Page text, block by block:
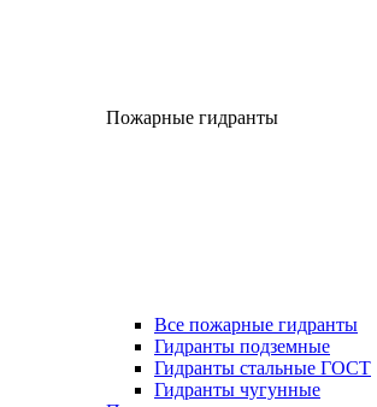
Пожарные гидранты
Все пожарные гидранты
Гидранты подземные
Гидранты стальные ГОСТ
Гидранты чугунные